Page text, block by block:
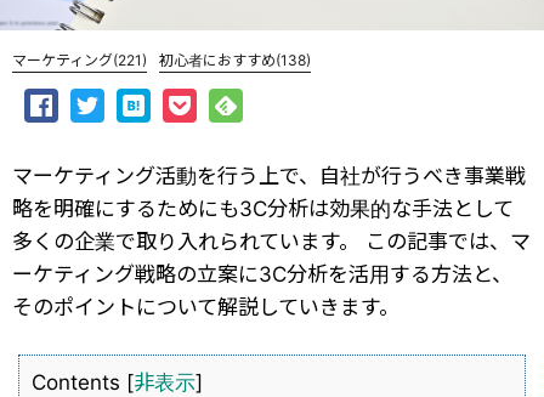
マーケティング(221) 初心者におすすめ(138)
マーケティング活動を行う上で、自社が行うべき事業戦
略を明確にするためにも3C分析は効果的な手法として
多くの企業で取り入れられています。 この記事では、マ
ーケティング戦略の立案に3C分析を活用する方法と、
そのポイントについて解説していきます。
Contents [非表示]